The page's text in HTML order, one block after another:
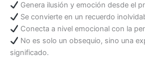
Genera ilusión y emoción desde el
Se convierte en un recuerdo
Conecta a nivel emocional con la
No es solo un obsequio, sino una
significado.